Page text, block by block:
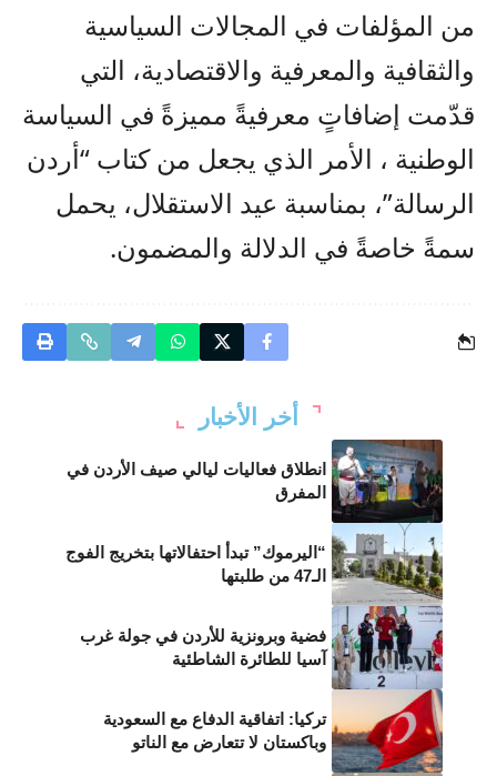
من المؤلفات في المجالات السياسية
والثقافية والمعرفية والاقتصادية، التي
قدّمت إضافاتٍ معرفيةً مميزةً في السياسة
الوطنية ، الأمر الذي يجعل من كتاب “أردن
الرسالة”، بمناسبة عيد الاستقلال، يحمل
سمةً خاصةً في الدلالة والمضمون.
أخر الأخبار
انطلاق فعاليات ليالي صيف الأردن في
المفرق
“اليرموك” تبدأ احتفالاتها بتخريج الفوج
الـ47 من طلبتها
فضية وبرونزية للأردن في جولة غرب
آسيا للطائرة الشاطئية
تركيا: اتفاقية الدفاع مع السعودية
وباكستان لا تتعارض مع الناتو